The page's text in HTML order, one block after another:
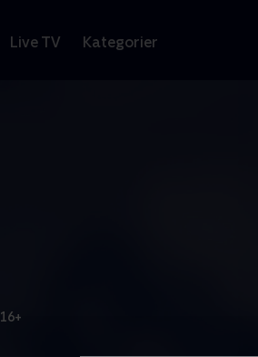
Live TV Kategorier
16+